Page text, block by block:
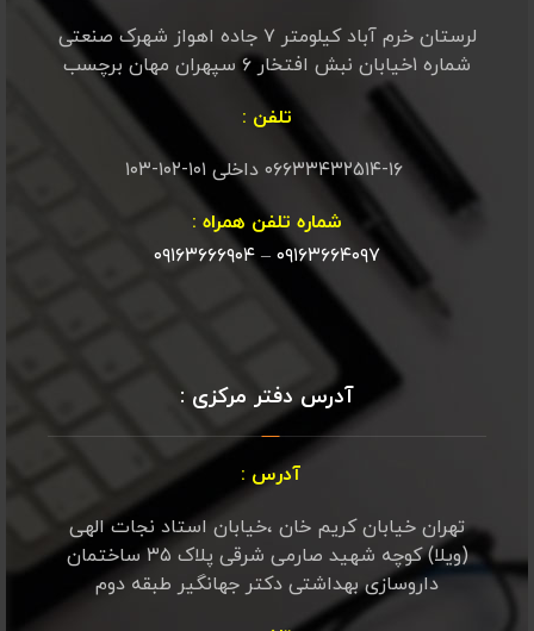
لرستان خرم آباد کیلومتر ۷ جاده اهواز شهرک صنعتی
شماره ۱خیابان نبش افتخار ۶ سپهران مهان برچسب
تلفن :
۰۶۶۳۳۴۳۲۵۱۴-۱۶ داخلی ۱۰۱-۱۰۲-۱۰۳
شماره تلفن همراه :
۰۹۱۶۳۶۶۴۰۹۷ – ۰۹۱۶۳۶۶۶۹۰۴
آدرس دفتر مرکزی :
آدرس :
تهران خیابان کریم خان ،خیابان استاد نجات الهی
(ویلا) کوچه شهید صارمی شرقی پلاک ۳۵ ساختمان
داروسازی بهداشتی دکتر جهانگیر طبقه دوم